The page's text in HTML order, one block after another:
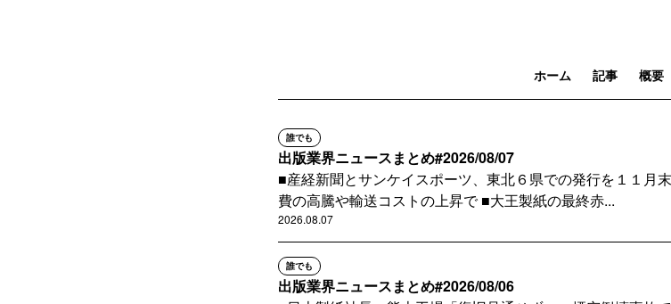
ホーム 記事 概要
誰でも
出版業界ニュースまとめ#2026/08/07
■産経新聞とサンケイスポーツ、東北６県での発行を１１月
費の高騰や輸送コストの上昇で ■大王製紙の最終赤...
2026.08.07
誰でも
出版業界ニュースまとめ#2026/08/06